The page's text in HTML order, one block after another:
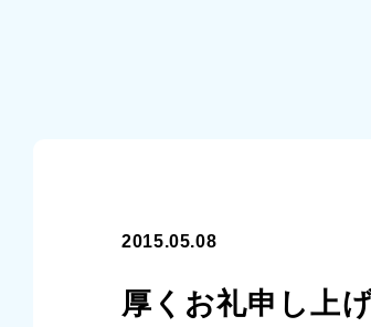
2015.05.08
厚くお礼申し上